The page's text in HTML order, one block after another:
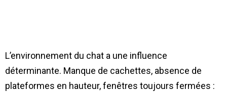
L’environnement du chat a une influence
déterminante. Manque de cachettes, absence de
plateformes en hauteur, fenêtres toujours fermées :